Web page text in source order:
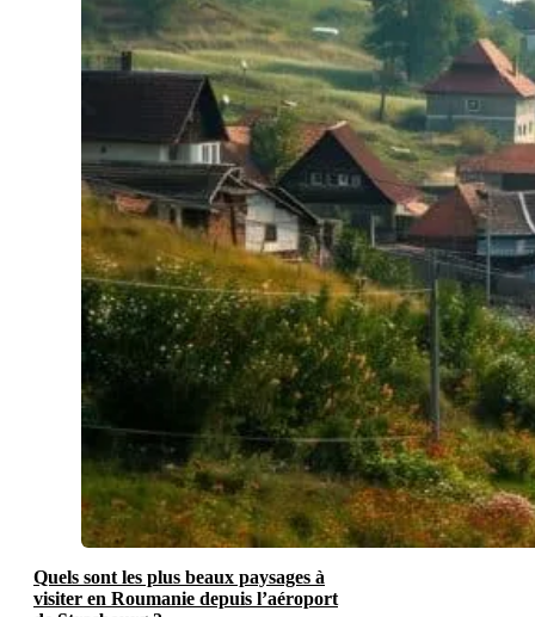
Quels sont les plus beaux paysages à
visiter en Roumanie depuis l’aéroport